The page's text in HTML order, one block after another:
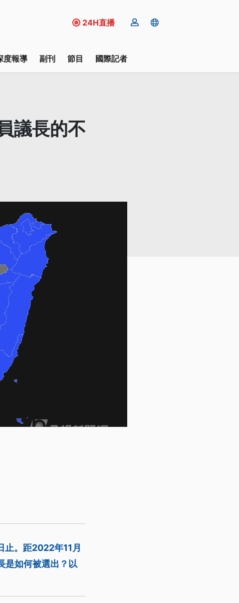
24H直播
度報導 副刊 節目 國際記者
議長的不
止。距2022年11月
是如何被選出？以